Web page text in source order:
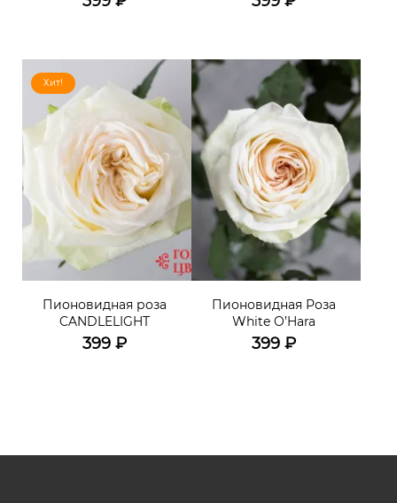
Хит!
Пионовидная роза
CANDLELIGHT
399 ₽
Пионовидная Роза
White O’Hara
399 ₽